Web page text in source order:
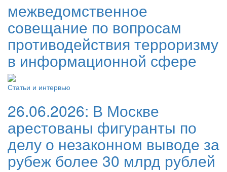
межведомственное
совещание по вопросам
противодействия терроризму
в информационной сфере
Статьи и интервью
26.06.2026: В Москве
арестованы фигуранты по
делу о незаконном выводе за
рубеж более 30 млрд рублей